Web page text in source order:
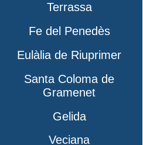
Terrassa
Fe del Penedès
Eulàlia de Riuprimer
Santa Coloma de
Gramenet
Gelida
Veciana